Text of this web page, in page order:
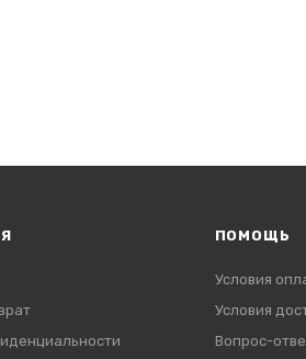
ПОМОЩЬ
Условия
Условия
Вопрос-